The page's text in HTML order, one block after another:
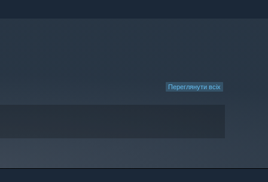
Переглянути всіх